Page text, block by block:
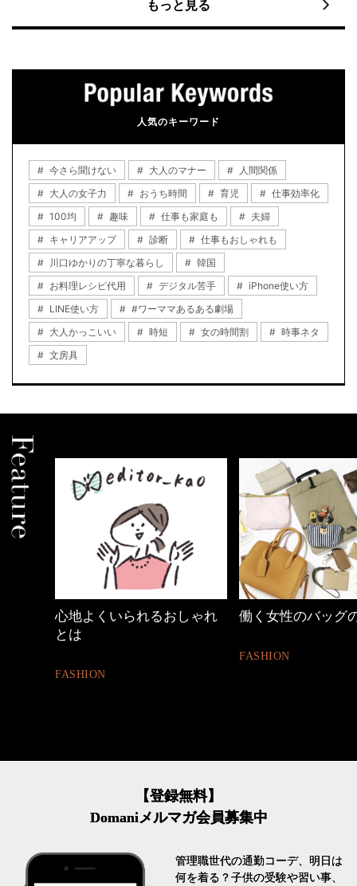
もっと見る
人気のキーワード
今さら聞けない 大人のマナー
人間関係
大人の女子力
おうち時間 育児
仕事効率化
100均
趣味 仕事も家庭も
夫婦
キャリアアップ
診断
仕事もおしゃれも
川口ゆかりの丁寧な暮らし
韓国
お料理レシピ代用
デジタル苦手
iPhone使い方
LINE使い方
#ワーママあるある劇場
大人かっこいい
時短 女の時間割
時事ネタ
文房具
心地よくいられるおしゃれ
とは
FASHION
働く女性のバッグ
FASHION
【登録無料】
Domaniメルマガ会員募集中
管理職世代の通勤コーデ、明日は
何を着る？子供の受験や習い事、